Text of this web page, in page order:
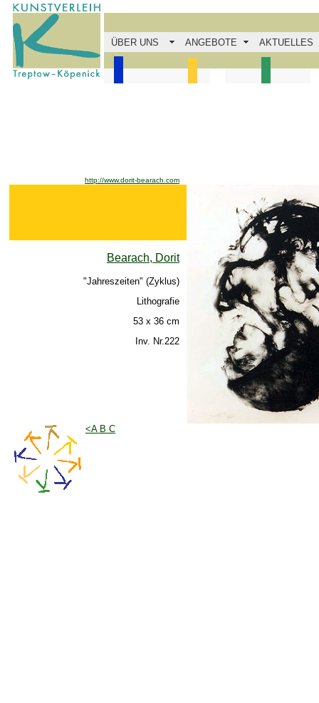
ÜBER UNS ANGEBOTE AKTUELLES
http://www.dorit-bearach.com
Bearach, Dorit
"Jahreszeiten" (Zyklus)
Lithografie
53 x 36 cm
Inv. Nr.222
<A B C